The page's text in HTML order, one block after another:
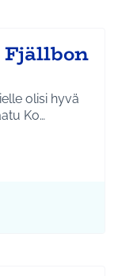
olisi hyvä
on saatu Ko…
Liikunta ja